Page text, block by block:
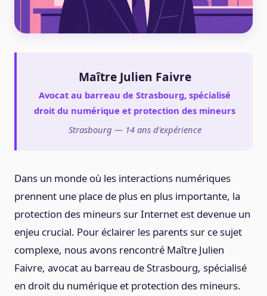
Maître Julien Faivre
Avocat au barreau de Strasbourg, spécialisé
droit du numérique et protection des mineurs
Strasbourg — 14 ans d'expérience
Dans un monde où les interactions numériques
prennent une place de plus en plus importante, la
protection des mineurs sur Internet est devenue un
enjeu crucial. Pour éclairer les parents sur ce sujet
complexe, nous avons rencontré Maître Julien
Faivre, avocat au barreau de Strasbourg, spécialisé
en droit du numérique et protection des mineurs.